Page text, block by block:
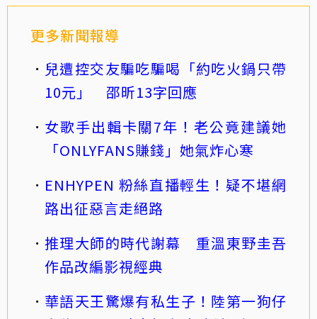
更多新聞報導
兒遭控交友騙吃騙喝「約吃火鍋只帶
10元」 邵昕13字回應
女歌手出輯卡關7年！老公竟建議她
「ONLYFANS賺錢」她氣炸心寒
ENHYPEN 粉絲直播輕生！疑不堪網
路出征惡言走絕路
推理大師的時代謝幕 重溫東野圭吾
作品改編影視經典
華語天王驚爆有私生子！陸第一狗仔